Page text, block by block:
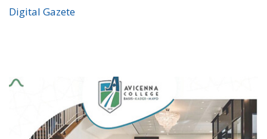
Digital Gazete